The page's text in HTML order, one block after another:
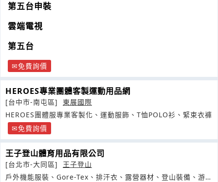
第五台申裝
雲端電視
第五台
免費詢價
HEROES專業團體客製運動用品網
[台中市-南屯區]
東展國際
HEROES團體服專業客製化、運動服飾、T恤POLO衫、緊束衣褲
免費詢價
王子登山體育用品有限公司
[台北市-大同區]
王子登山
戶外機能服裝、Gore-Tex、排汗衣、露營器材、登山裝備、游